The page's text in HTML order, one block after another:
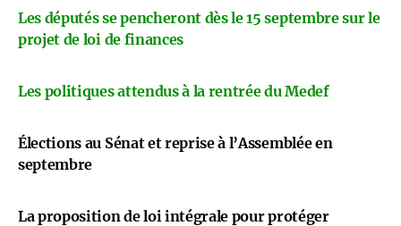
Les députés se pencheront dès le 15 septembre sur le
projet de loi de finances
Les politiques attendus à la rentrée du Medef
Élections au Sénat et reprise à l’Assemblée en
septembre
La proposition de loi intégrale pour protéger